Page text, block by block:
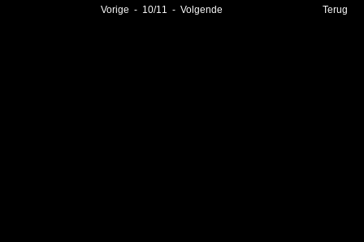
Terug
Vorige - 10/11 - Volgende